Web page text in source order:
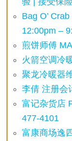
Bag O’
12:00pm –
煎饼师傅
火箭空调冷
聚龙冷暖器
李倩 注册会
富记杂货店
477-4101
富康商场逸